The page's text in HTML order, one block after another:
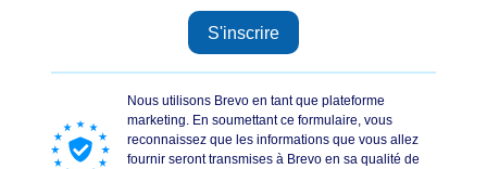
S'inscrire
Nous utilisons Brevo en tant que plateforme
marketing. En soumettant ce formulaire, vous
reconnaissez que les informations que vous allez
fournir seront transmises à Brevo en sa qualité de